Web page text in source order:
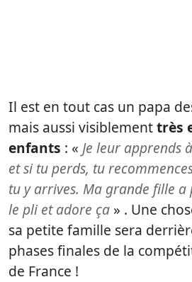
Il est en tout cas un papa
mais aussi visiblementtrès
enfants : « Je leur apprends
et si tu perds, tu
tu y arrives. Ma grande fille
le pli et adore ça » . Une
sa petite famille sera
phases finales de la
de France !